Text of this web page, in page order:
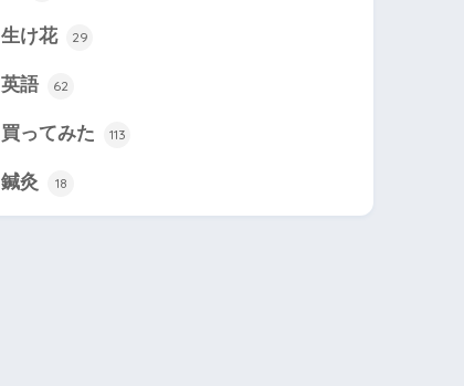
生け花 29
英語 62
買ってみた 113
鍼灸 18